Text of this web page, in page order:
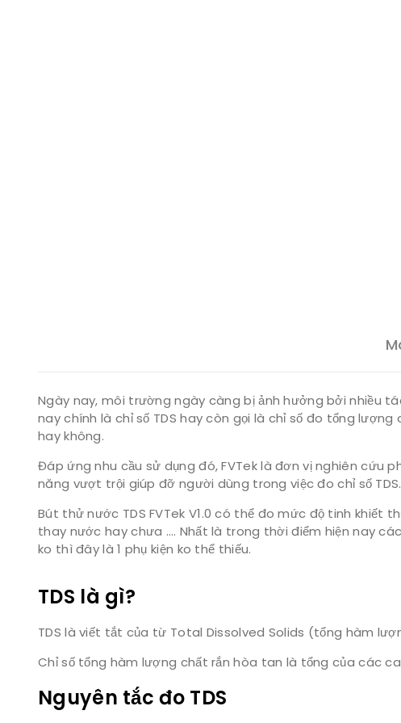
Ngày nay, môi trường ngày càng bị ảnh hưởng bởi nhiều
nay chính là chỉ số TDS hay còn gọi là chỉ số đo tổng
hay không.
Đáp ứng nhu cầu sử dụng đó, FVTek là đơn vị nghiên cứu
năng vượt trội giúp đỡ người dùng trong việc đo chỉ số TDS.
Bút thử nước TDS FVTek V1.0 có thể đo mức độ tinh
thay nước hay chưa …. Nhất là trong thời điểm hiện nay
ko thì đây là 1 phụ kiện ko thể thiếu.
TDS là gì?
TDS là viết tắt của từ Total Dissolved Solids (tổng hàm
Chỉ số tổng hàm lượng chất rắn hòa tan là tổng của các
Nguyên tắc đo TDS